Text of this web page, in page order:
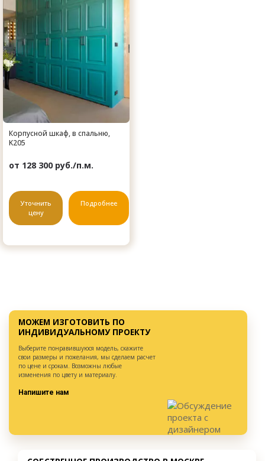
Корпусной шкаф, в спальню,
K205
от 128 300 руб./п.м.
Уточнить
цену
Подробнее
МОЖЕМ ИЗГОТОВИТЬ ПО
ИНДИВИДУАЛЬНОМУ ПРОЕКТУ
Выберите понравившуюся модель, скажите
свои размеры и пожелания, мы сделаем расчет
по цене и срокам. Возможны любые
изменения по цвету и материалу.
Напишите нам